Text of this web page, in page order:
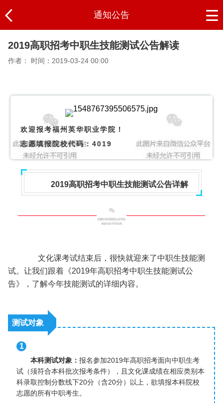
通知公告
2019高职招考中职生技能测试公告解读
作者： 时间：2019-03-24 00:00
欢迎报考福州英华职业学院！
志愿填报院校代码：4019
2019高职招考中职生技能测试公告详解
文化课考试结束后，很快就迎来了中职生技能测
试。让我们跟着《2019年高职招考中职生技能测试公
告》，了解今年技能测试的详细内容。
测试对象
1
本科测试对象： 报名参加2019年高职招考面向中职生考
试（须符合本科批次报考条件），且文化课成绩在相应类别本
科录取控制分数线下20分（含20分）以上，欲填报本科院校
志愿的所有中职考生。